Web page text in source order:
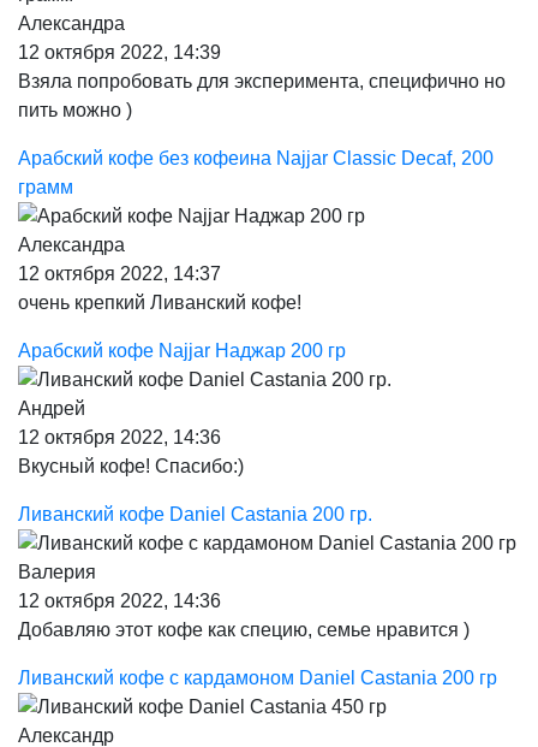
Александра
12 октября 2022, 14:39
Взяла попробовать для эксперимента, специфично но
пить можно )
Арабский кофе без кофеина Najjar Classic Decaf, 200
грамм
Александра
12 октября 2022, 14:37
очень крепкий Ливанский кофе!
Арабский кофе Najjar Наджар 200 гр
Андрей
12 октября 2022, 14:36
Вкусный кофе! Спасибо:)
Ливанский кофе Daniel Castania 200 гр.
Валерия
12 октября 2022, 14:36
Добавляю этот кофе как специю, семье нравится )
Ливанский кофе с кардамоном Daniel Castania 200 гр
Александр